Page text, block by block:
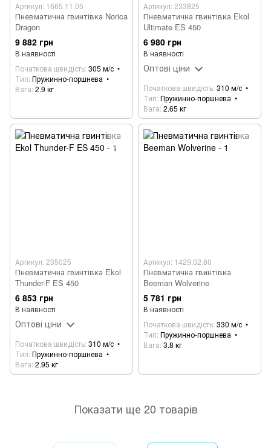
Артикул: 1665.11.05
Пневматична гвинтівка Norica
Dragon
9 882 грн
В наявності
Початкова швидість 305 м/с
Тип Пружинно-поршнева
Вага 2.9 кг
Артикул: 233825
Пневматична гвинтівка Ekol
Ultimate ES 450
6 980 грн
В наявності
Оптові ціни
Початкова швидість 310 м/с
Тип Пружинно-поршнева
Вага 2.65 кг
Артикул: 235025
Пневматична гвинтівка Ekol
Thunder-F ES 450
6 853 грн
В наявності
Оптові ціни
Початкова швидість 310 м/с
Тип Пружинно-поршнева
Вага 2.95 кг
Артикул: 1429.02.80
Пневматична гвинтівка
Beeman Wolverine
5 781 грн
В наявності
Початкова швидість 330 м/с
Тип Пружинно-поршнева
Вага 3.8 кг
Показати ще 20 товарів